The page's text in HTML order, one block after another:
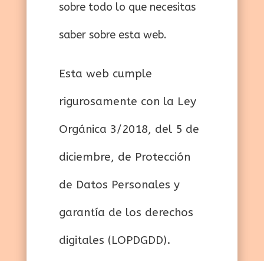
sobre todo lo que necesitas
saber sobre esta web.
Esta web cumple
rigurosamente con la Ley
Orgánica 3/2018, del 5 de
diciembre, de Protección
de Datos Personales y
garantía de los derechos
digitales (LOPDGDD).